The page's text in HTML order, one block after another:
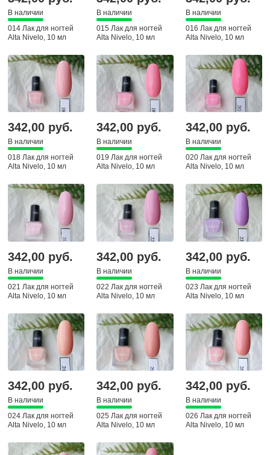
В наличии
014 Лак для ногтей
Alta Nivelo, 10 мл
В наличии
015 Лак для ногтей
Alta Nivelo, 10 мл
В наличии
016 Лак для ногтей
Alta Nivelo, 10 мл
342,00 руб.
В наличии
018 Лак для ногтей
Alta Nivelo, 10 мл
342,00 руб.
В наличии
019 Лак для ногтей
Alta Nivelo, 10 мл
342,00 руб.
В наличии
020 Лак для ногтей
Alta Nivelo, 10 мл
342,00 руб.
В наличии
021 Лак для ногтей
Alta Nivelo, 10 мл
342,00 руб.
В наличии
022 Лак для ногтей
Alta Nivelo, 10 мл
342,00 руб.
В наличии
023 Лак для ногтей
Alta Nivelo, 10 мл
342,00 руб.
В наличии
024 Лак для ногтей
Alta Nivelo, 10 мл
342,00 руб.
В наличии
025 Лак для ногтей
Alta Nivelo, 10 мл
342,00 руб.
В наличии
026 Лак для ногтей
Alta Nivelo, 10 мл